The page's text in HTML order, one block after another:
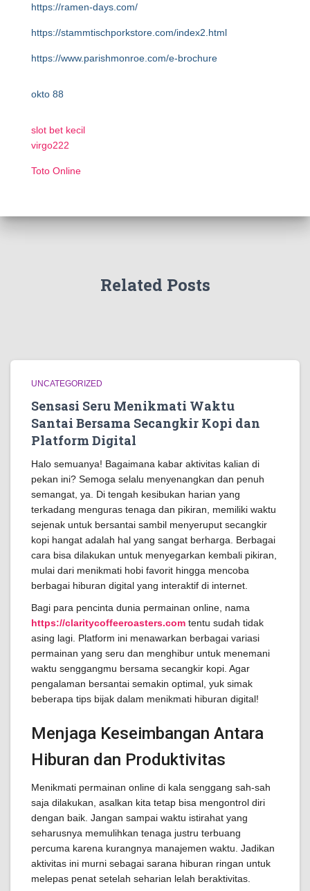
https://ramen-days.com/
https://stammtischporkstore.com/index2.html
https://www.parishmonroe.com/e-brochure
okto 88
slot bet kecil
virgo222
Toto Online
Related Posts
UNCATEGORIZED
Sensasi Seru Menikmati Waktu
Santai Bersama Secangkir Kopi dan
Platform Digital
Halo semuanya! Bagaimana kabar aktivitas kalian di
pekan ini? Semoga selalu menyenangkan dan penuh
semangat, ya. Di tengah kesibukan harian yang
terkadang menguras tenaga dan pikiran, memiliki waktu
sejenak untuk bersantai sambil menyeruput secangkir
kopi hangat adalah hal yang sangat berharga. Berbagai
cara bisa dilakukan untuk menyegarkan kembali pikiran,
mulai dari menikmati hobi favorit hingga mencoba
berbagai hiburan digital yang interaktif di internet.
Bagi para pencinta dunia permainan online, nama
https://claritycoffeeroasters.com tentu sudah tidak
asing lagi. Platform ini menawarkan berbagai variasi
permainan yang seru dan menghibur untuk menemani
waktu senggangmu bersama secangkir kopi. Agar
pengalaman bersantai semakin optimal, yuk simak
beberapa tips bijak dalam menikmati hiburan digital!
Menjaga Keseimbangan Antara
Hiburan dan Produktivitas
Menikmati permainan online di kala senggang sah-sah
saja dilakukan, asalkan kita tetap bisa mengontrol diri
dengan baik. Jangan sampai waktu istirahat yang
seharusnya memulihkan tenaga justru terbuang
percuma karena kurangnya manajemen waktu. Jadikan
aktivitas ini murni sebagai sarana hiburan ringan untuk
melepas penat setelah seharian lelah beraktivitas.